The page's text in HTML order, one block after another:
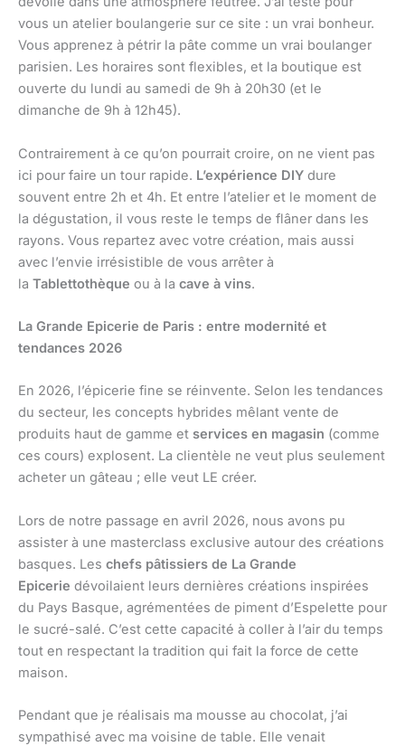
vous un atelier boulangerie sur ce site : un vrai bonheur.
Vous apprenez à pétrir la pâte comme un vrai boulanger
parisien. Les horaires sont flexibles, et la boutique est
ouverte du lundi au samedi de 9h à 20h30 (et le
dimanche de 9h à 12h45).
Contrairement à ce qu’on pourrait croire, on ne vient pas
ici pour faire un tour rapide. L’expérience DIY dure
souvent entre 2h et 4h. Et entre l’atelier et le moment de
la dégustation, il vous reste le temps de flâner dans les
rayons. Vous repartez avec votre création, mais aussi
avec l’envie irrésistible de vous arrêter à
la Tablettothèque ou à la cave à vins.
La Grande Epicerie de Paris : entre modernité et
tendances 2026
En 2026, l’épicerie fine se réinvente. Selon les tendances
du secteur, les concepts hybrides mêlant vente de
produits haut de gamme et services en magasin (comme
ces cours) explosent. La clientèle ne veut plus seulement
acheter un gâteau ; elle veut LE créer.
Lors de notre passage en avril 2026, nous avons pu
assister à une masterclass exclusive autour des créations
basques. Les chefs pâtissiers de La Grande
Epicerie dévoilaient leurs dernières créations inspirées
du Pays Basque, agrémentées de piment d’Espelette pour
le sucré-salé. C’est cette capacité à coller à l’air du temps
tout en respectant la tradition qui fait la force de cette
maison.
Pendant que je réalisais ma mousse au chocolat, j’ai
sympathisé avec ma voisine de table. Elle venait